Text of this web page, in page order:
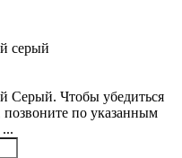
серый
Серый. Чтобы убедиться
позвоните по указанным